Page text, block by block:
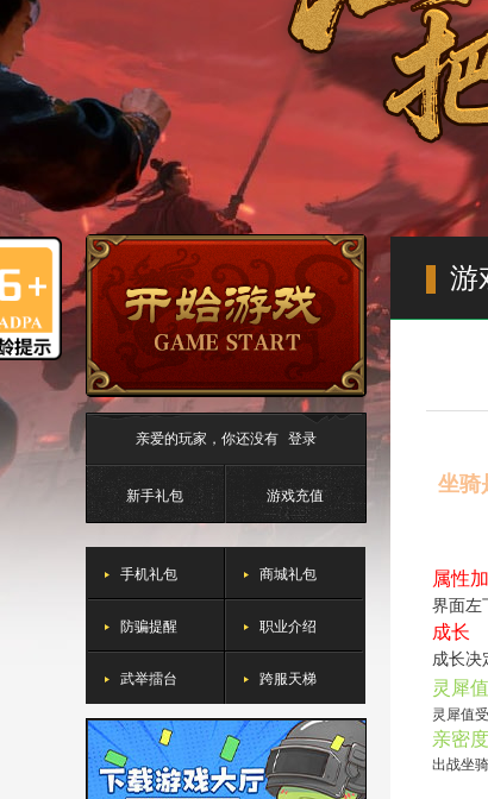
亲爱的玩家，你还没有 登录
新手礼包 游戏充值
手机礼包 商城礼包
防骗提醒 职业介绍
武举擂台 跨服天梯
游
坐骑
属性
界面左
成长
成长决
灵犀值
灵犀值
亲密度
出战坐